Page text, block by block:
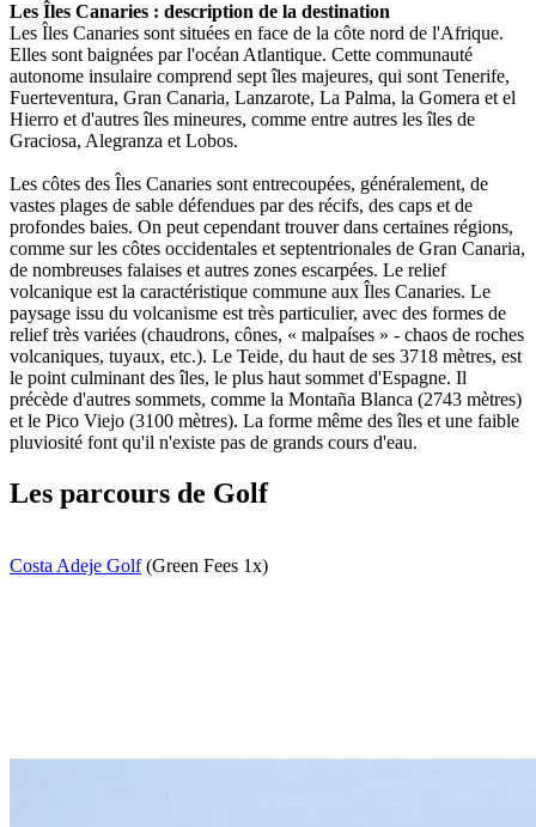
Les Îles Canaries : description de la destination
Les Îles Canaries sont situées en face de la côte nord de l'Afrique.
Elles sont baignées par l'océan Atlantique. Cette communauté
autonome insulaire comprend sept îles majeures, qui sont Tenerife,
Fuerteventura, Gran Canaria, Lanzarote, La Palma, la Gomera et el
Hierro et d'autres îles mineures, comme entre autres les îles de
Graciosa, Alegranza et Lobos.
Les côtes des Îles Canaries sont entrecoupées, généralement, de
vastes plages de sable défendues par des récifs, des caps et de
profondes baies. On peut cependant trouver dans certaines régions,
comme sur les côtes occidentales et septentrionales de Gran Canaria,
de nombreuses falaises et autres zones escarpées. Le relief
volcanique est la caractéristique commune aux Îles Canaries. Le
paysage issu du volcanisme est très particulier, avec des formes de
relief très variées (chaudrons, cônes, « malpaíses » - chaos de roches
volcaniques, tuyaux, etc.). Le Teide, du haut de ses 3718 mètres, est
le point culminant des îles, le plus haut sommet d'Espagne. Il
précède d'autres sommets, comme la Montaña Blanca (2743 mètres)
et le Pico Viejo (3100 mètres). La forme même des îles et une faible
pluviosité font qu'il n'existe pas de grands cours d'eau.
Les parcours de Golf
Costa Adeje Golf(Green Fees 1x)